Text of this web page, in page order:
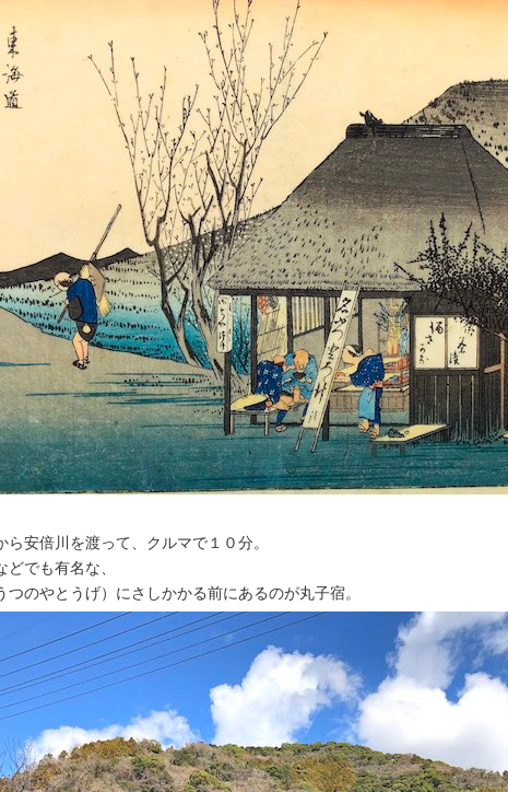
ら安倍川を渡って、クルマで１０分。
どでも有名な、
つのやとうげ）にさしかかる前にあるのが丸子宿。